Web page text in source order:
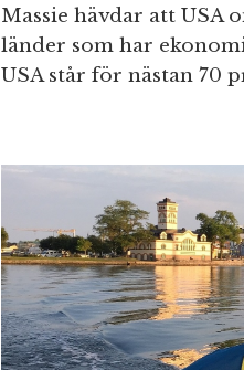
Massie hävdar att USA
länder som har
USA står för nästan 70